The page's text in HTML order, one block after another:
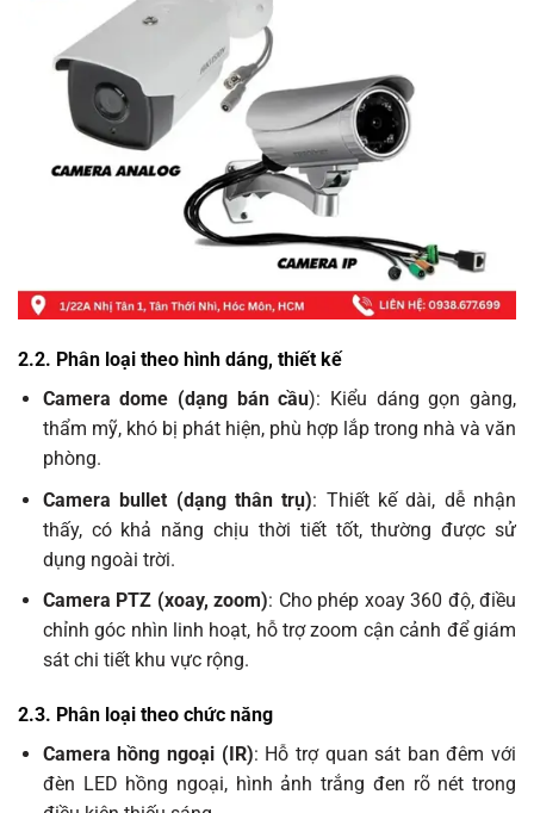
2.2. Phân loại theo hình dáng, thiết kế
Camera dome (dạng bán cầu): Kiểu dáng gọn gàng,
thẩm mỹ, khó bị phát hiện, phù hợp lắp trong nhà và văn
phòng.
Camera bullet (dạng thân trụ): Thiết kế dài, dễ nhận
thấy, có khả năng chịu thời tiết tốt, thường được sử
dụng ngoài trời.
Camera PTZ (xoay, zoom): Cho phép xoay 360 độ, điều
chỉnh góc nhìn linh hoạt, hỗ trợ zoom cận cảnh để giám
sát chi tiết khu vực rộng.
2.3. Phân loại theo chức năng
Camera hồng ngoại (IR): Hỗ trợ quan sát ban đêm với
đèn LED hồng ngoại, hình ảnh trắng đen rõ nét trong